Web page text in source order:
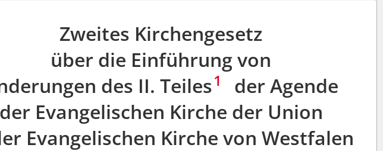
Zweites Kirchengesetz
über die Einführung von
des II. Teiles1
der Agende
der Evangelischen Kirche der Union
Evangelischen Kirche von Westfalen